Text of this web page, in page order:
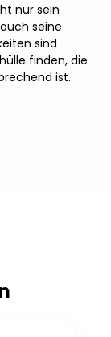
nur sein
seine
sind
finden, die
ist.